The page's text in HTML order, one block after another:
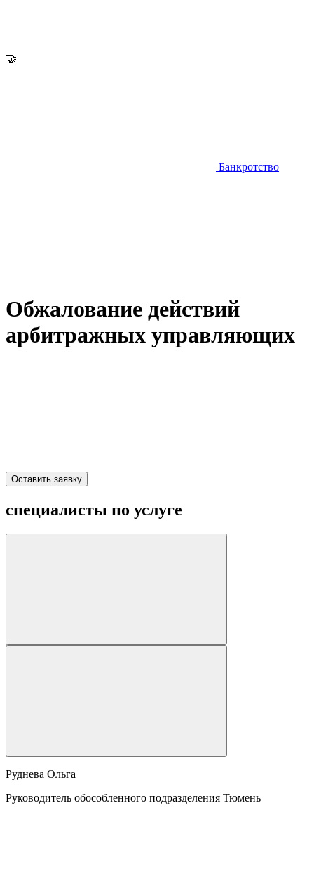
🤝
Банкротство
Обжалование действий
арбитражных управляющих
Оставить заявку
специалисты по услуге
Руднева Ольга
Руководитель обособленного подразделения Тюмень